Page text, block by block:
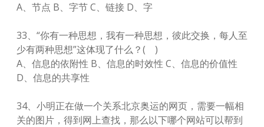
A、节点 B、字节 C、链接 D、字
33、“你有一种思想，我有一种思想，彼此交换，每人至
少有两种思想”这体现了什么？( )
A、信息的依附性 B、信息的时效性 C、信息的价值性
D、信息的共享性
34、小明正在做一个关系北京奥运的网页，需要一幅相
关的图片，得到网上查找，那么以下哪个网站可以帮到